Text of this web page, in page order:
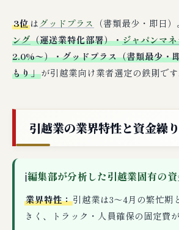
3位はグッドプラス （書類最少・即日）。
ング（運送業特化部署）・ジャパンマ
2.0%〜）・グッドプラス（書類最少・
もり」が引越業向け業者選定の鉄則です
引越業の業界特性と資金繰
ℹ編集部が分析した引越業固有の
業界特性：引越業は3〜4月の繁忙期
きく、トラック・人員確保の固定費